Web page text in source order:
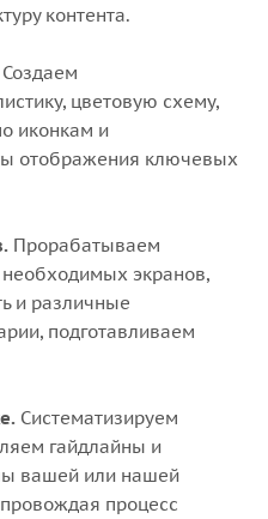
контента.
Создаем
цветовую схему,
иконкам и
отображения ключевых
Прорабатываем
экранов,
и различные
подготавливаем
Систематизируем
гайдлайны и
вашей или нашей
процесс